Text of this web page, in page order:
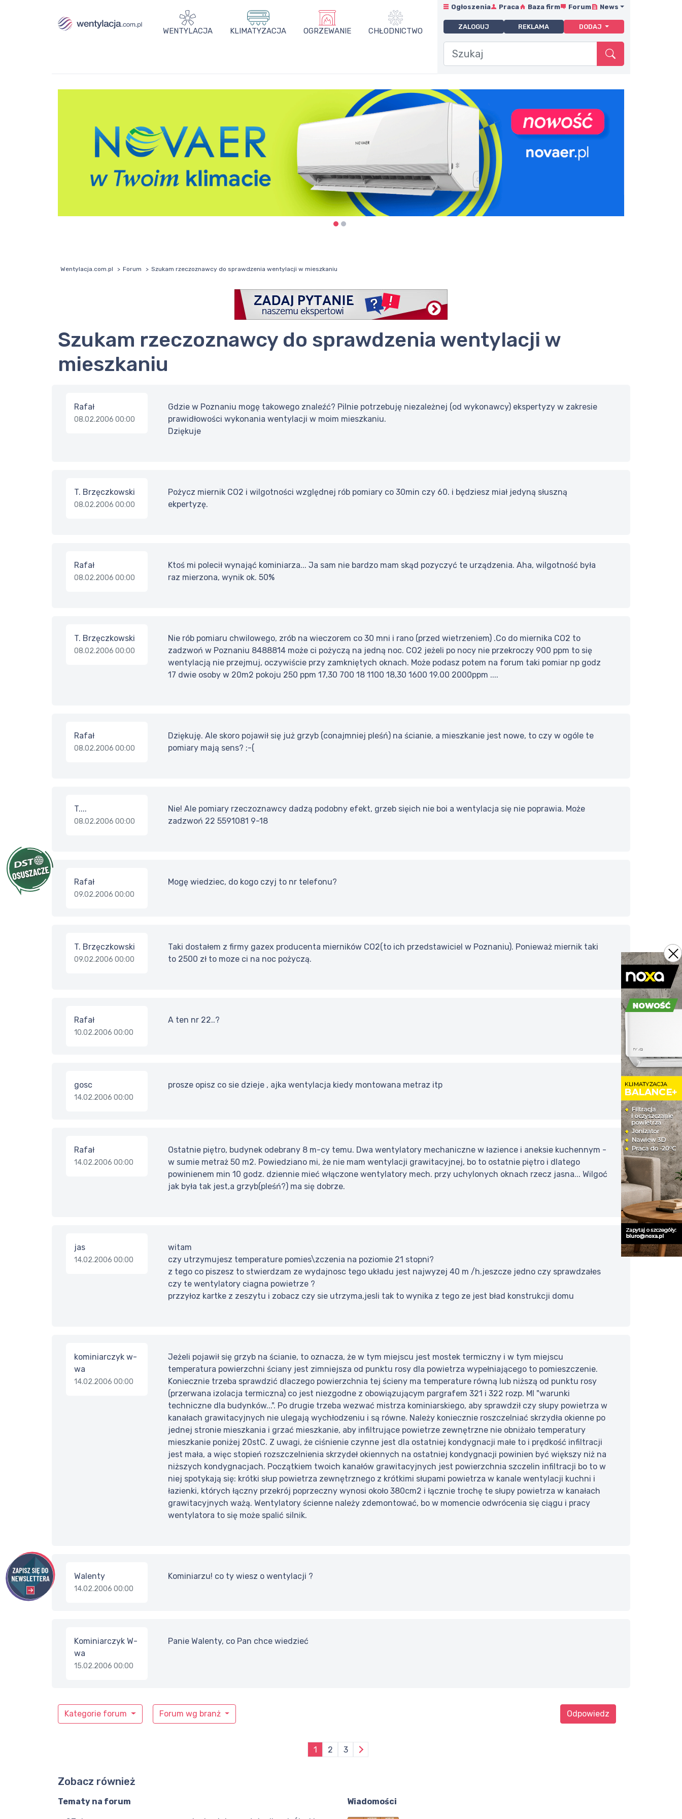
WENTYLACJA KLIMATYZACJA OGRZEWANIE CHŁODNICTWO
Ogłoszenia Praca Baza firm Forum News
ZALOGUJ REKLAMA DODAJ
Wentylacja.com.pl Forum Szukam rzeczoznawcy do sprawdzenia wentylacji w mieszkaniu
Szukam rzeczoznawcy do sprawdzenia wentylacji w
mieszkaniu
Rafał
08.02.2006 00:00
Gdzie w Poznaniu mogę takowego znaleźć? Pilnie potrzebuję niezależnej (od wykonawcy) ekspertyzy w zakresie
prawidłowości wykonania wentylacji w moim mieszkaniu.
Dziękuje
T. Brzęczkowski
08.02.2006 00:00
Pożycz miernik CO2 i wilgotności względnej rób pomiary co 30min czy 60. i będziesz miał jedyną słuszną
ekpertyzę.
Rafał
08.02.2006 00:00
Ktoś mi polecił wynająć kominiarza... Ja sam nie bardzo mam skąd pozyczyć te urządzenia. Aha, wilgotność była
raz mierzona, wynik ok. 50%
T. Brzęczkowski
08.02.2006 00:00
Nie rób pomiaru chwilowego, zrób na wieczorem co 30 mni i rano (przed wietrzeniem) .Co do miernika CO2 to
zadzwoń w Poznaniu 8488814 może ci pożyczą na jedną noc. CO2 jeżeli po nocy nie przekroczy 900 ppm to się
wentylacją nie przejmuj, oczywiście przy zamkniętych oknach. Może podasz potem na forum taki pomiar np godz
17 dwie osoby w 20m2 pokoju 250 ppm 17,30 700 18 1100 18,30 1600 19.00 2000ppm ....
Rafał
08.02.2006 00:00
Dziękuję. Ale skoro pojawił się już grzyb (conajmniej pleśń) na ścianie, a mieszkanie jest nowe, to czy w ogóle te
pomiary mają sens? ;-(
T....
08.02.2006 00:00
Nie! Ale pomiary rzeczoznawcy dadzą podobny efekt, grzeb sięich nie boi a wentylacja się nie poprawia. Może
zadzwoń 22 5591081 9-18
Rafał
09.02.2006 00:00
Mogę wiedziec, do kogo czyj to nr telefonu?
T. Brzęczkowski
09.02.2006 00:00
Taki dostałem z firmy gazex producenta mierników CO2(to ich przedstawiciel w Poznaniu). Ponieważ miernik taki
to 2500 zł to moze ci na noc pożyczą.
Rafał
10.02.2006 00:00
A ten nr 22..?
gosc
14.02.2006 00:00
prosze opisz co sie dzieje , ajka wentylacja kiedy montowana metraz itp
Rafał
14.02.2006 00:00
Ostatnie piętro, budynek odebrany 8 m-cy temu. Dwa wentylatory mechaniczne w łazience i aneksie kuchennym -
w sumie metraż 50 m2. Powiedziano mi, że nie mam wentylacji grawitacyjnej, bo to ostatnie piętro i dlatego
powinienem min 10 godz. dziennie mieć włączone wentylatory mech. przy uchylonych oknach rzecz jasna... Wilgoć
jak była tak jest,a grzyb(pleśń?) ma się dobrze.
jas
14.02.2006 00:00
witam
czy utrzymujesz temperature pomies\zczenia na poziomie 21 stopni?
z tego co piszesz to stwierdzam ze wydajnosc tego układu jest najwyzej 40 m /h.jeszcze jedno czy sprawdzałes
czy te wentylatory ciagna powietrze ?
przzyłoz kartke z zeszytu i zobacz czy sie utrzyma,jesli tak to wynika z tego ze jest bład konstrukcji domu
kominiarczyk w-
wa
14.02.2006 00:00
Jeżeli pojawił się grzyb na ścianie, to oznacza, że w tym miejscu jest mostek termiczny i w tym miejscu
temperatura powierzchni ściany jest zimniejsza od punktu rosy dla powietrza wypełniającego to pomieszczenie.
Koniecznie trzeba sprawdzić dlaczego powierzchnia tej ścieny ma temperature równą lub niższą od punktu rosy
(przerwana izolacja termiczna) co jest niezgodne z obowiązującym pargrafem 321 i 322 rozp. MI "warunki
techniczne dla budynków...". Po drugie trzeba wezwać mistrza kominiarskiego, aby sprawdził czy słupy powietrza w
kanałach grawitacyjnych nie ulegają wychłodzeniu i są równe. Należy koniecznie roszczelniać skrzydła okienne po
jednej stronie mieszkania i grzać mieszkanie, aby infiltrujące powietrze zewnętrzne nie obniżało temperatury
mieszkanie poniżej 20stC. Z uwagi, że ciśnienie czynne jest dla ostatniej kondygnacji małe to i prędkość infiltracji
jest mała, a więc stopień rozszczelnienia skrzydeł okiennych na ostatniej kondygnacji powinien być większy niż na
niższych kondygnacjach. Początkiem twoich kanałów grawitacyjnych jest powierzchnia szczelin infiltracji bo to w
niej spotykają się: krótki słup powietrza zewnętrznego z krótkimi słupami powietrza w kanale wentylacji kuchni i
łazienki, których łączny przekrój poprzeczny wynosi około 380cm2 i łącznie trochę te słupy powietrza w kanałach
grawitacyjnych ważą. Wentylatory ścienne należy zdemontować, bo w momencie odwrócenia się ciągu i pracy
wentylatora to się może spalić silnik.
Walenty
14.02.2006 00:00
Kominiarzu! co ty wiesz o wentylacji ?
Kominiarczyk W-
wa
15.02.2006 00:00
Panie Walenty, co Pan chce wiedzieć
Kategorie forum Forum wg branż Odpowiedz
1 2 3
Zobacz również
Tematy na forum Wiadomości